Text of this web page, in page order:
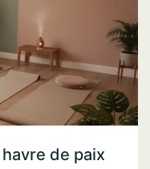
de paix